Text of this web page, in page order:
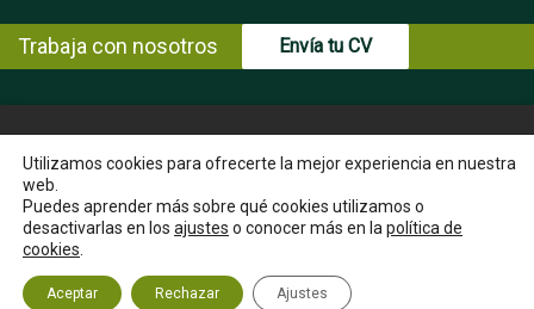
Trabaja con nosotros Envía tu CV
© Copyright ENCE 2026 MAPA WEB
AVISO LEGAL
INSTRUCCIONES PARA EL EJERCICIO DE DERECHOS DEL
INTERESADO
Utilizamos cookies para ofrecerte la mejor experiencia en nuestra
web.
Puedes aprender más sobre qué cookies utilizamos o
desactivarlas en los ajustes o conocer más en la política de
cookies
Aceptar Rechazar Ajustes